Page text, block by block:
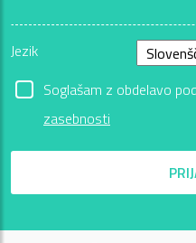
Jezik
Soglašam z obdelavo
zasebnosti